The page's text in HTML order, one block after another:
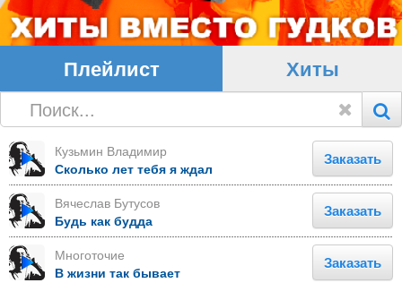
Плейлист Хиты
Кузьмин Владимир
Сколько лет тебя я ждал
Заказать
Вячеслав Бутусов
Будь как будда
Заказать
Многоточие
В жизни так бывает
Заказать